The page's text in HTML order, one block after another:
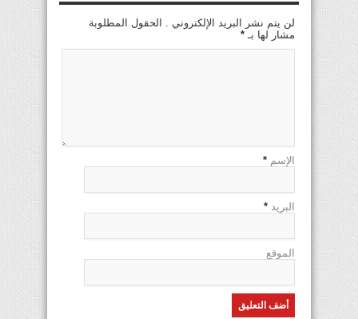
لن يتم نشر البريد الإلكتروني . الحقول المطلوبة
مشار لها بـ *
الإسم *
البريد *
الموقع